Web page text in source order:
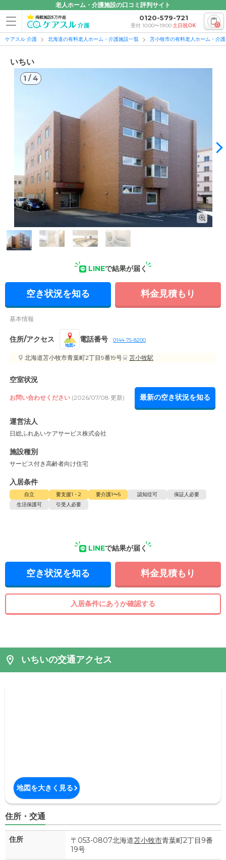
老人ホーム・介護施設の口コミ評判サイト
掲載施設5万件超 0120-579-721
受付 10:00〜19:00土日祝OK 0
ケアスル 介護 北海道の有料老人ホーム・介護施設一覧 苫小牧市の有料老人ホーム・介
いちい
1 /4
外観: 駐車場があり、ガラス扉の正面入口には 外壁照明が設置
され、安全な環境です。LINEで結果が届く
空き状況を知る 料金見積もり
基本情報
住所/アクセス
地図
電話番号 0144-75-8200
北海道苫小牧市青葉町2丁目9番19号 苫小牧駅
空室状況
お問い合わせください (2026/07/08 更新) 最新の空き状況を知る
運営法人
日総ふれあいケアサービス株式会社
施設種別
サービス付き高齢者向け住宅
入居条件
自立 要支援1・2 要介護1〜5 認知症可
保証人必要
生活保護可
引受人必要
LINEで結果が届く
空き状況を知る 料金見積もり
入居条件にあうか確認する
いちいの交通アクセス
地図を大きく見る
住所・交通
住所 〒053-0807北海道苫小牧市青葉町2丁目9番
19号